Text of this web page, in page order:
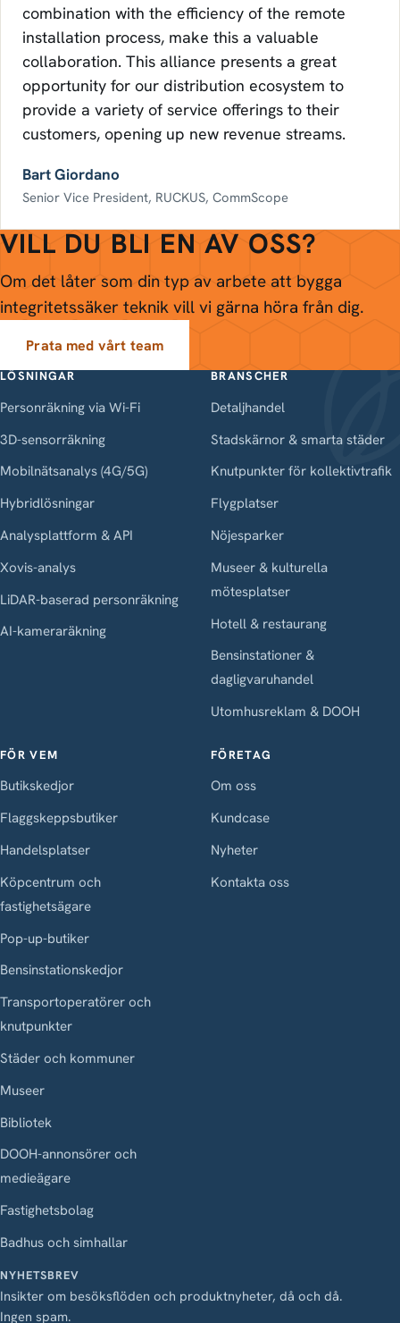
combination with the efficiency of the remote
installation process, make this a valuable
collaboration. This alliance presents a great
opportunity for our distribution ecosystem to
provide a variety of service offerings to their
customers, opening up new revenue streams.
Bart Giordano
Senior Vice President, RUCKUS, CommScope
VILL DU BLI EN AV OSS?
Om det låter som din typ av arbete att bygga
integritetssäker teknik vill vi gärna höra från dig.
Prata med vårt team
LÖSNINGAR
Personräkning via Wi-Fi
3D-sensorräkning
Mobilnätsanalys (4G/5G)
Hybridlösningar
Analysplattform & API
Xovis-analys
LiDAR-baserad personräkning
AI-kameraräkning
BRANSCHER
Detaljhandel
Stadskärnor & smarta städer
Knutpunkter för kollektivtrafik
Flygplatser
Nöjesparker
Museer & kulturella
mötesplatser
Hotell & restaurang
Bensinstationer &
dagligvaruhandel
Utomhusreklam & DOOH
FÖR VEM
Butikskedjor
Flaggskeppsbutiker
Handelsplatser
Köpcentrum och
fastighetsägare
Pop-up-butiker
Bensinstationskedjor
Transportoperatörer och
knutpunkter
Städer och kommuner
Museer
Bibliotek
DOOH-annonsörer och
medieägare
Fastighetsbolag
Badhus och simhallar
FÖRETAG
Om oss
Kundcase
Nyheter
Kontakta oss
NYHETSBREV
Insikter om besöksflöden och produktnyheter, då och då.
Ingen spam.